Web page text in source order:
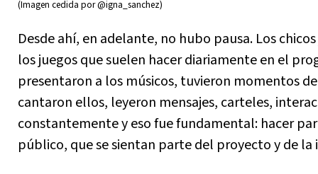
(Imagen cedida por @igna_sanchez)
Desde ahí, en adelante, no hubo pausa. Los
los juegos que suelen hacer diariamente en el
presentaron a los músicos, tuvieron momentos
cantaron ellos, leyeron mensajes, carteles,
constantemente y eso fue fundamental: hacer
público, que se sientan parte del proyecto y de la